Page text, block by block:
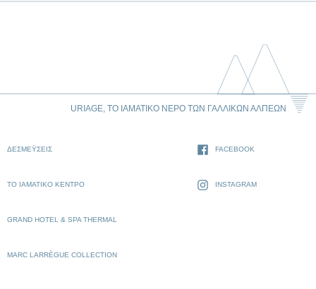
URIAGE, ΤΟ ΙΑΜΑΤΙΚΌ ΝΕΡΌ ΤΩΝ ΓΑΛΛΙΚΏΝ ΆΛΠΕΩΝ
ΔΕΣΜΈΥΣΕΙΣ
ΤΟ ΙΑΜΑΤΙΚΌ ΚΈΝΤΡΟ
GRAND HOTEL & SPA THERMAL
MARC LARRÈGUE COLLECTION
FACEBOOK
INSTAGRAM